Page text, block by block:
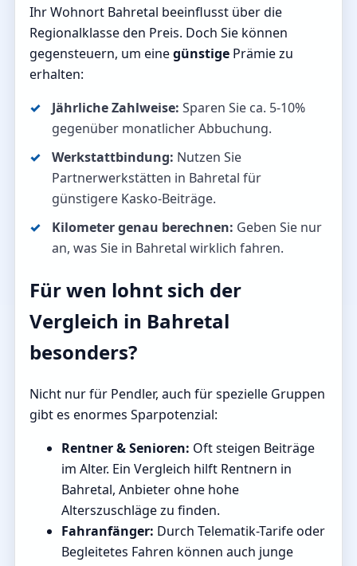
Ihr Wohnort Bahretal beeinflusst über die
Regionalklasse den Preis. Doch Sie können
gegensteuern, um einegünstige Prämie zu
erhalten:
Jährliche Zahlweise: Sparen Sie ca. 5-10%
gegenüber monatlicher Abbuchung.
Werkstattbindung: Nutzen Sie
Partnerwerkstätten in Bahretal für
günstigere Kasko-Beiträge.
Kilometer genau berechnen: Geben Sie nur
an, was Sie in Bahretal wirklich fahren.
Für wen lohnt sich der
Vergleich in Bahretal
besonders?
Nicht nur für Pendler, auch für spezielle Gruppen
gibt es enormes Sparpotenzial:
Rentner & Senioren: Oft steigen Beiträge
im Alter. Ein Vergleich hilft Rentnern in
Bahretal, Anbieter ohne hohe
Alterszuschläge zu finden.
Fahranfänger: Durch Telematik-Tarife oder
Begleitetes Fahren können auch junge